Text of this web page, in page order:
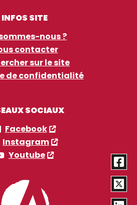
INFOS SITE
nous ?
contacter
sur le site
de confidentialité
SOCIAUX
Facebook
Instagram
Youtube